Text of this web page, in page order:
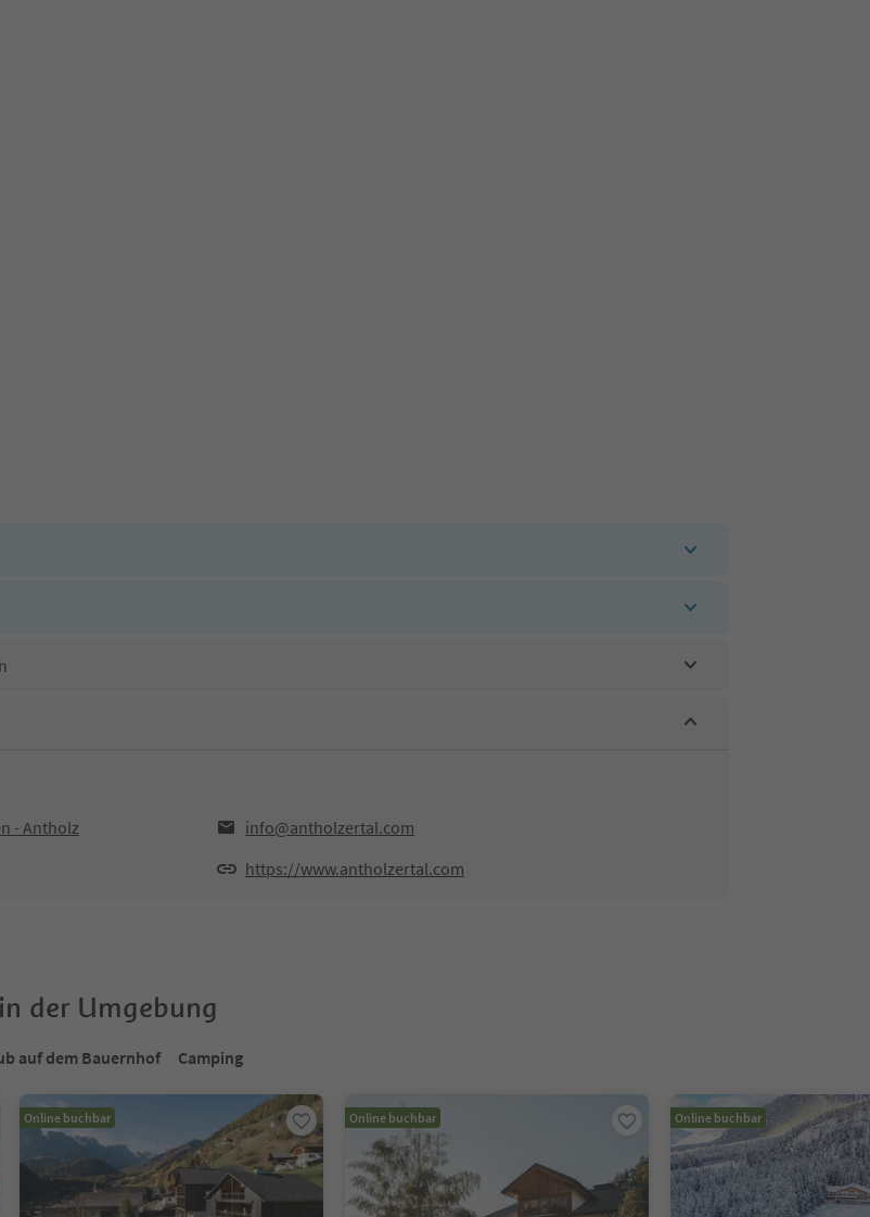
- Antholz
info@antholzertal.com
https://www.antholzertal.com
der Umgebung
auf dem Bauernhof Camping
Online buchbar Online buchbar Online buchbar